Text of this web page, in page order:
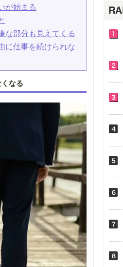
が始まる
な部分も見えてくる
に仕事を続けられな
なる